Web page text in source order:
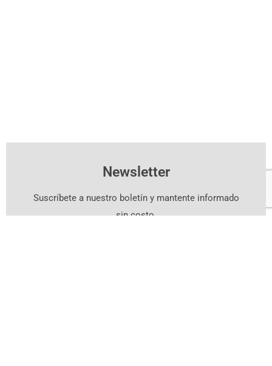
Newsletter
Suscríbete a nuestro boletín y mantente informado
sin costo.